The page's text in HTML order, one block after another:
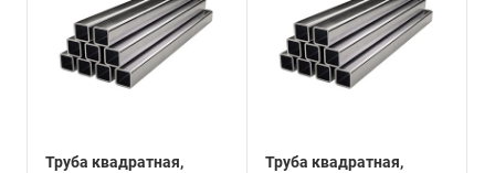
Труба квадратная,
Труба квадратная,